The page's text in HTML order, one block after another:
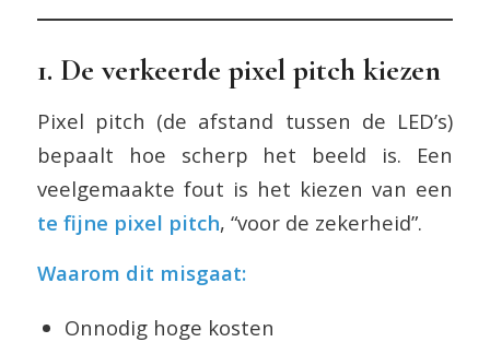
1. De verkeerde pixel pitch kiezen
Pixel pitch (de afstand tussen de LED’s)
bepaalt hoe scherp het beeld is. Een
veelgemaakte fout is het kiezen van een
te fijne pixel pitch, “voor de zekerheid”.
Waarom dit misgaat:
Onnodig hoge kosten